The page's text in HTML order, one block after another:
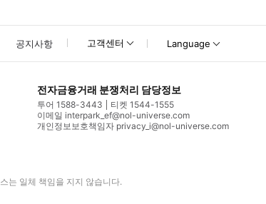
공지사항 고객센터 Language
전자금융거래 분쟁처리 담당정보
투어 1588-3443
티켓 1544-1555
이메일 interpark_ef@nol-universe.com
개인정보보호책임자 privacy_i@nol-universe.com
는 일체 책임을 지지 않습니다.